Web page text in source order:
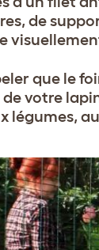
de
que le
votre
légumes,